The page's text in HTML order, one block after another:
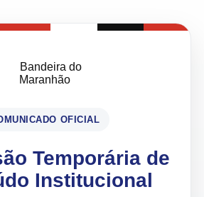
OFICIAL
Temporária de
Institucional